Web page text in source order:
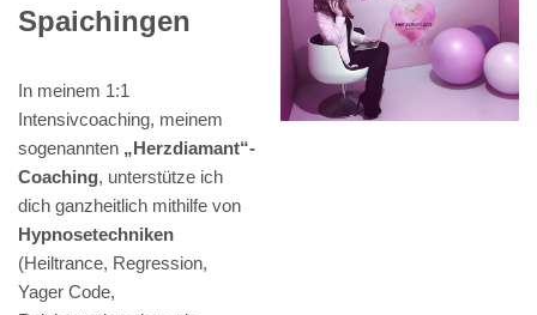
Spaichingen
In meinem 1:1
Intensivcoaching, meinem
sogenannten „Herzdiamant“-
Coaching, unterstütze ich
dich ganzheitlich mithilfe von
Hypnosetechniken
(Heiltrance, Regression,
Yager Code,